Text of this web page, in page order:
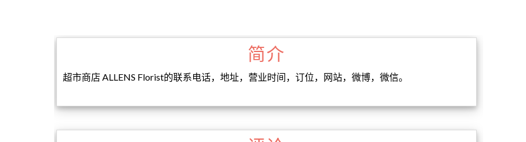
简介
超市商店 ALLENS Florist的联系电话，地址，营业时间，订位，网站，微博，微信。